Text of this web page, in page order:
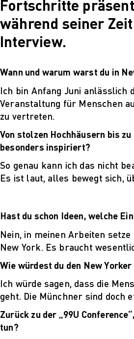
Fortschritte
während seiner
Interview.
Wann und warum warst du in
Ich bin Anfang Juni anlässlich
Veranstaltung für Menschen
zu vertreten.
Von stolzen Hochhäusern bis
besonders inspiriert?
So genau kann ich das nicht
Es ist laut, alles bewegt sich,
Hast du schon Ideen, welche
Nein, in meinen Arbeiten
New York. Es braucht
Wie würdest du den New
Ich würde sagen, dass die
geht. Die Münchner sind doch
Zurück zu der „99U
tun?